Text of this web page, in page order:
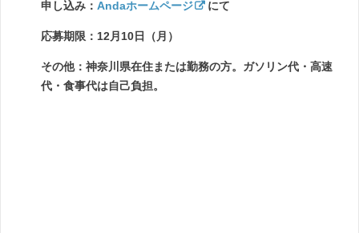
申し込み： Andaホームページ にて
応募期限：12月10日（月）
その他：神奈川県在住または勤務の方。ガソリン代・高速
代・食事代は自己負担。